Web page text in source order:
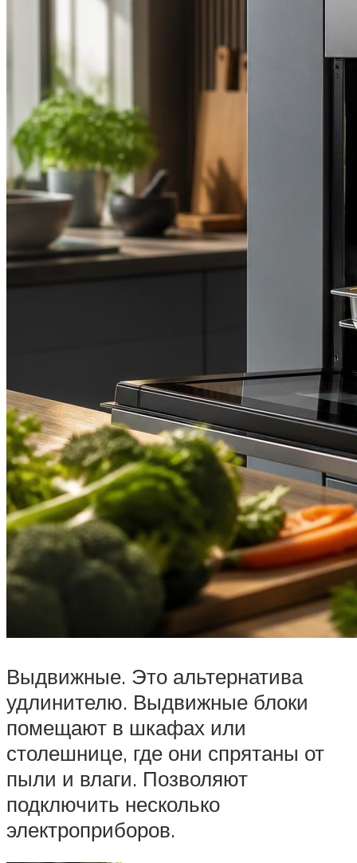
Выдвижные. Это альтернатива
удлинителю. Выдвижные блоки
помещают в шкафах или
столешнице, где они спрятаны от
пыли и влаги. Позволяют
подключить несколько
электроприборов.